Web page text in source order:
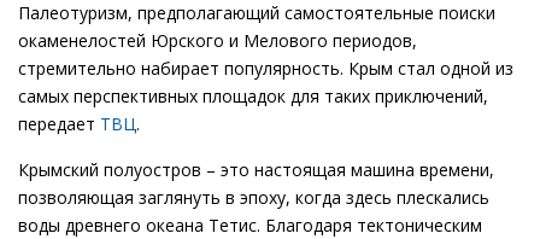
Палеотуризм, предполагающий самостоятельные поиски
окаменелостей Юрского и Мелового периодов,
стремительно набирает популярность. Крым стал одной из
самых перспективных площадок для таких приключений,
передает ТВЦ.
Крымский полуостров – это настоящая машина времени,
позволяющая заглянуть в эпоху, когда здесь плескались
воды древнего океана Тетис. Благодаря тектоническим